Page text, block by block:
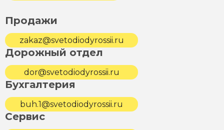
Продажи
zakaz@svetodiodyrossii.ru
Дорожный отдел
dor@svetodiodyrossii.ru
Бухгалтерия
buh.1@svetodiodyrossii.ru
Сервис